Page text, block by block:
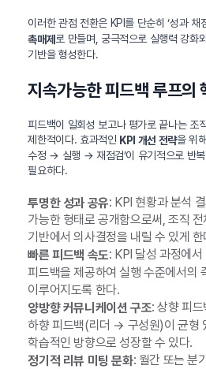
이러한 관점 전환은 KPI를 단순히 ‘성과 채
촉매제 로 만들며, 궁극적으로 실행력 강화
기반을 형성한다.
지속가능한 피드백 루프의
피드백이 일회성 보고나 평가로 끝나는 조
제한적이다. 효과적인 KPI 개선 전략을 위
수정 → 실행 → 재점검’이 유기적으로 반
필요하다.
투명한 성과 공유: KPI 현황과 분석
가능한 형태로 공개함으로써, 조직
기반에서 의사결정을 내릴 수 있게 한
빠른 피드백 속도: KPI 달성 과정에서
피드백을 제공하여 실행 수준에서의
이루어지도록 한다.
양방향 커뮤니케이션 구조: 상향 피
하향 피드백(리더 → 구성원)이 균형
학습적인 방향으로 성장할 수 있다.
정기적 리뷰 미팅 문화: 월간 또는 분